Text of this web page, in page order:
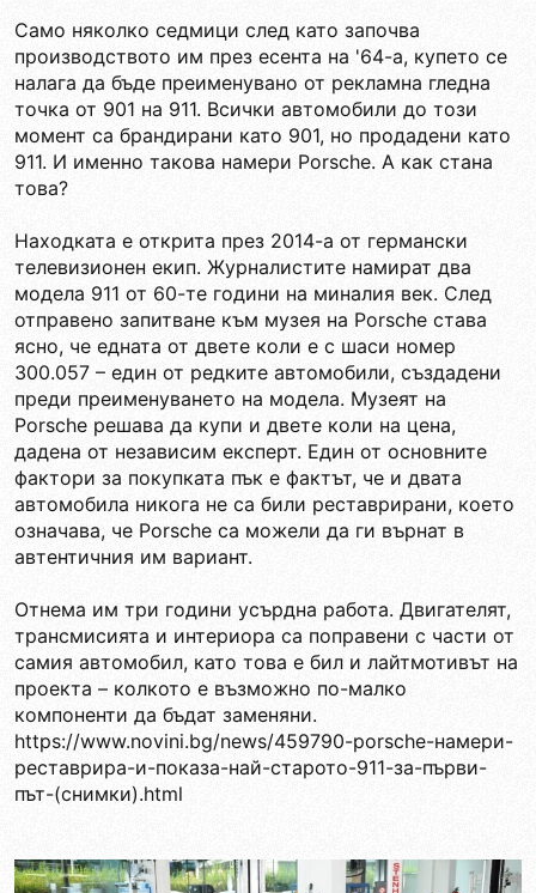
Само няколко седмици след като започва
производството им през есента на '64-а, купето се
налага да бъде преименувано от рекламна гледна
точка от 901 на 911. Всички автомобили до този
момент са брандирани като 901, но продадени като
911. И именно такова намери Porsche. А как стана
това?
Находката е открита през 2014-а от германски
телевизионен екип. Журналистите намират два
модела 911 от 60-те години на миналия век. След
отправено запитване към музея на Porsche става
ясно, че едната от двете коли е с шаси номер
300.057 – един от редките автомобили, създадени
преди преименуването на модела. Музеят на
Porsche решава да купи и двете коли на цена,
дадена от независим експерт. Един от основните
фактори за покупката пък е фактът, че и двата
автомобила никога не са били реставрирани, което
означава, че Porsche са можели да ги върнат в
автентичния им вариант.
Отнема им три години усърдна работа. Двигателят,
трансмисията и интериора са поправени с части от
самия автомобил, като това е бил и лайтмотивът на
проекта – колкото е възможно по-малко
компоненти да бъдат заменяни.
https://www.novini.bg/news/459790-porsche-намери-
реставрира-и-показа-най-старото-911-за-първи-
път-(снимки).html